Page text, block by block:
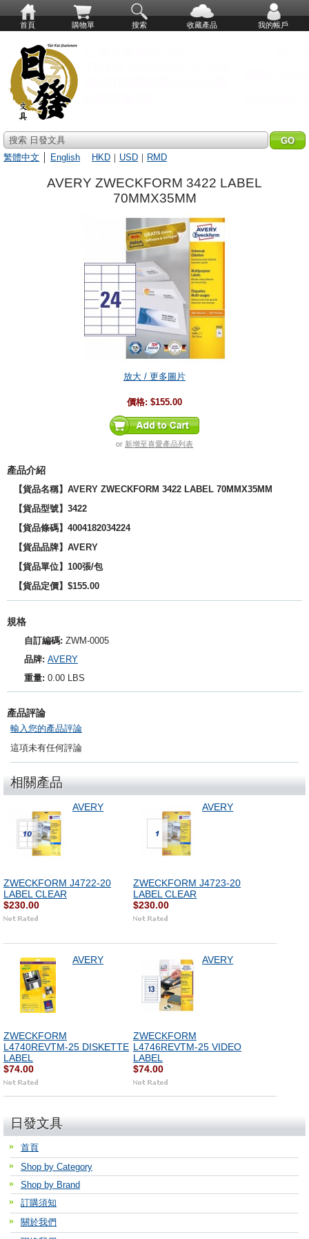
首頁 購物單 搜索 收藏產品 我的帳戶
搜索 日發文具
繁體中文
English HKD ｜ USD ｜ RMD
AVERY ZWECKFORM 3422 LABEL
70MMX35MM
放大 / 更多圖片
價格: $155.00
or 新增至喜愛產品列表
產品介紹
【貨品名稱】AVERY ZWECKFORM 3422 LABEL 70MMX35MM
【貨品型號】 3422
【貨品條碼】4004182034224
【貨品品牌】 AVERY
【貨品單位】100張/包
【貨品定價】$155.00
規格
自訂編碼: ZWM-0005
品牌: AVERY
重量: 0.00 LBS
產品評論
輸入您的產品評論
這項未有任何評論
相關產品
AVERY
ZWECKFORM J4722-20
LABEL CLEAR
$230.00
AVERY
ZWECKFORM J4723-20
LABEL CLEAR
$230.00
AVERY
ZWECKFORM
L4740REVTM-25 DISKETTE
LABEL
$74.00
AVERY
ZWECKFORM
L4746REVTM-25 VIDEO
LABEL
$74.00
日發文具
首頁
Shop by Category
Shop by Brand
訂購須知
關於我們